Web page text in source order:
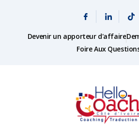
Devenir un apporteur d'affaire
Foire Aux